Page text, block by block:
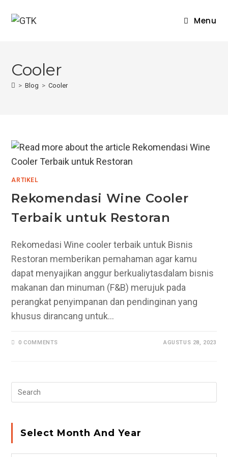
Menu
Cooler
> Blog > Cooler
ARTIKEL
Rekomendasi Wine Cooler
Terbaik untuk Restoran
Rekomedasi Wine cooler terbaik untuk Bisnis
Restoran memberikan pemahaman agar kamu
dapat menyajikan anggur berkualiytasdalam bisnis
makanan dan minuman (F&B) merujuk pada
perangkat penyimpanan dan pendinginan yang
khusus dirancang untuk…
0 COMMENTS AGUSTUS 28, 2023
Select Month And Year